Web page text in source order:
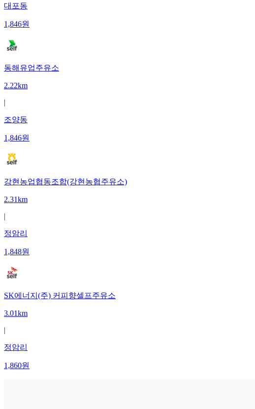
대포동
1,846원
동해유업주유소
2.22km
|
조양동
1,846원
강현농업협동조합(강현농협주유소)
2.31km
|
정암리
1,848원
SK에너지(주) 커피향셀프주유소
3.01km
|
정암리
1,860원